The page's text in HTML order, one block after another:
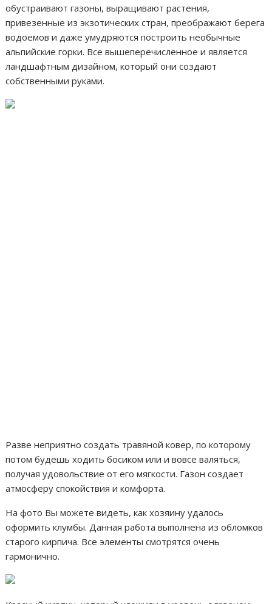
обустраивают газоны, выращивают растения,
привезенные из экзотических стран, преображают берега
водоемов и даже умудряются построить необычные
альпийские горки. Все вышеперечисленное и является
ландшафтным дизайном, который они создают
собственными руками.
Разве неприятно создать травяной ковер, по которому
потом будешь ходить босиком или и вовсе валяться,
получая удовольствие от его мягкости. Газон создает
атмосферу спокойствия и комфорта.
На фото Вы можете видеть, как хозяину удалось
оформить клумбы. Данная работа выполнена из обломков
старого кирпича. Все элементы смотрятся очень
гармонично.